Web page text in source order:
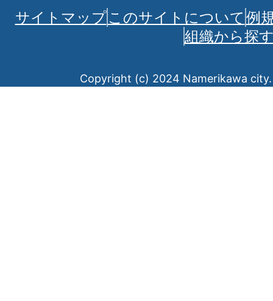
サイトマップこのサイトについて 例
組織から探
Copyright (c) 2024 Namerikawa